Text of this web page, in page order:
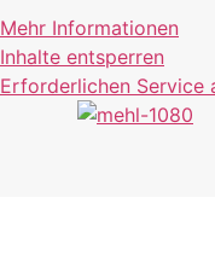
Mehr Informationen
Inhalte entsperren
Erforderlichen Service